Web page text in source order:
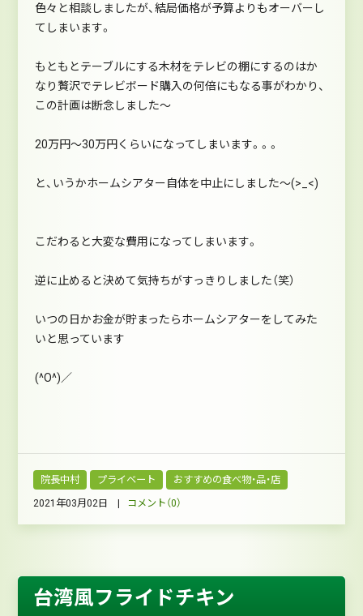
色々と相談しましたが、結局価格が予算よりもオーバーし
てしまいます。
もともとテーブルにする木材をテレビの棚にするのはか
なり贅沢でテレビボード購入の何倍にもなる事がわかり、
この計画は断念しました～
20万円～30万円くらいになってしまいます。。。
と、いうかホームシアター自体を中止にしました～(>_<)
こだわると大変な費用になってしまいます。
逆に止めると決めて気持ちがすっきりしました（笑）
いつの日かお金が貯まったらホームシアターをしてみた
いと思っています
(^O^)／
院長中村 プライベート おすすめの食べ物・品・店
2021年03月02日 | コメント（0）
台湾風フライドチキン